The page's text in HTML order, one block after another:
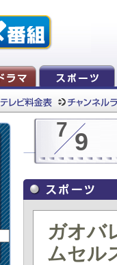
7 9
ガオバ
ムセル